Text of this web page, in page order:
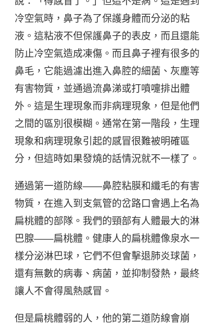
冷空氣時，鼻子為了保護身體而分泌的粘
液。這粘液不但保護鼻子的表皮，而且還能
防止冷空氣造成凍傷。而且鼻子裡有很多的
鼻毛，它能過濾出進入鼻腔的細菌、灰塵等
有害物質，並通過流鼻涕或打噴嚏排出體
外。這是生理現象而非病理現象，但是他們
之間的區別很模糊。通常在第一階段，生理
現象和病理現象引起的感冒很難被明確區
分，但這時如果發燒的話情況就不一樣了。
通過第一道防線——鼻腔粘膜和纖毛的有害
物質，在進入到支氣管的岔路口會遇上名為
扁桃體的部隊。我們的頸部有人體最大的淋
巴腺——扁桃體。健康人的扁桃體像泉水一
樣分泌淋巴球，它們不但會擊退肺炎球菌，
還有無數的病毒、病菌，並抑制發熱，最終
讓人不會得風熱感冒。
但是扁桃體弱的人，他的第二道防線會崩